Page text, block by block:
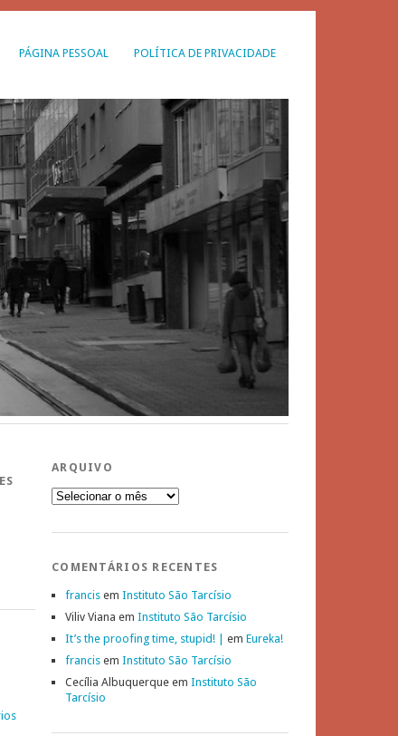
PÁGINA PESSOAL POLÍTICA DE PRIVACIDADE
ARQUIVO
Arquivo
COMENTÁRIOS RECENTES
francis em Instituto São Tarcísio
Viliv Viana em Instituto São Tarcísio
It’s the proofing time, stupid! |
em Eureka!
francis em Instituto São Tarcísio
Cecília Albuquerque em Instituto São
Tarcísio